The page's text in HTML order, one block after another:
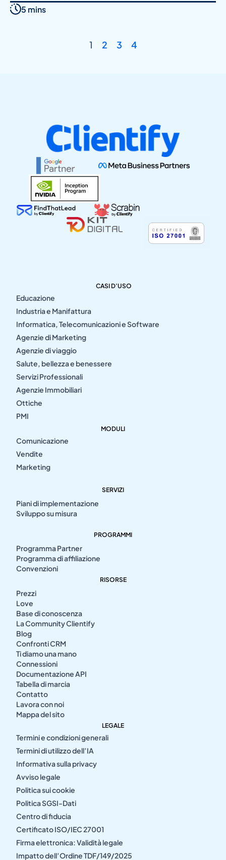
5 mins
1 2 3 4
CASI D’USO
Educazione
Industria e Manifattura
Informatica, Telecomunicazioni e Software
Agenzie di Marketing
Agenzie di viaggio
Salute, bellezza e benessere
Servizi Professionali
Agenzie Immobiliari
Ottiche
PMI
MODULI
Comunicazione
Vendite
Marketing
SERVIZI
Piani di implementazione
Sviluppo su misura
PROGRAMMI
Programma Partner
Programma di affiliazione
Convenzioni
RISORSE
Prezzi
Love
Base di conoscenza
La Community Clientify
Blog
Confronti CRM
Ti diamo una mano
Connessioni
Documentazione API
Tabella di marcia
Contatto
Lavora con noi
Mappa del sito
LEGALE
Termini e condizioni generali
Termini di utilizzo dell’IA
Informativa sulla privacy
Avviso legale
Politica sui cookie
Politica SGSI-Dati
Centro di fiducia
Certificato ISO/IEC 27001
Firma elettronica: Validità legale
Impatto dell’Ordine TDF/149/2025